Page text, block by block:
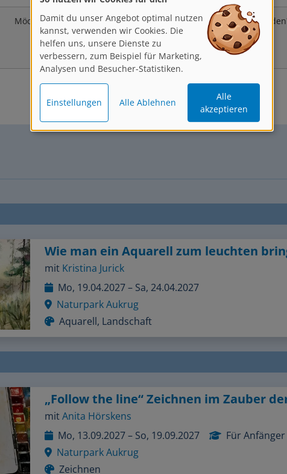
Möchten Sie von Google Maps bereitgestellte externe Inhalte
Ja Immer
Wie man ein Aquarell zum leuchten
mit Kristina Jurick
Mo, 19.04.2027 – Sa, 24.04.2027
Naturpark Aukrug
Aquarell, Landschaft
mit Anita Hörskens
Mo, 13.09.2027 – So, 19.09.2027
Für
Naturpark Aukrug
Zeichnen
kannst, verwenden wir Cookies. Die
helfen uns, unsere Dienste zu
verbessern, zum Beispiel für Marketing,
Analysen und Besucher-Statistiken.
akzeptieren